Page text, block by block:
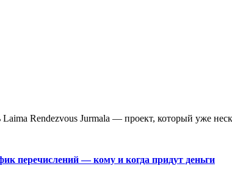
Rendezvous Jurmala — проект, который уже
перечислений — кому и когда придут деньги